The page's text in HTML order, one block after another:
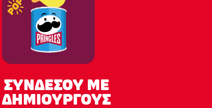
ΣΥΝΔΕΣΟΥ ΜΕ
ΔΗΜΙΟΥΡΓΟΥΣ